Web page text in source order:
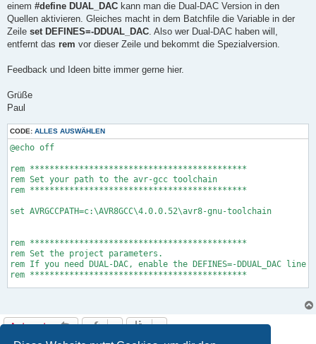
einem #define DUAL_DAC kann man die Dual-DAC Version in den
Quellen aktivieren. Gleiches macht in dem Batchfile die Variable in der
Zeile set DEFINES=-DDUAL_DAC. Also wer Dual-DAC haben will,
entfernt das rem vor dieser Zeile und bekommt die Spezialversion.
Feedback und Ideen bitte immer gerne hier.
Grüße
Paul
CODE: ALLES AUSWÄHLEN
@echo off
rem ********************************************
rem Set your path to the avr-gcc toolchain
rem ********************************************
set AVRGCCPATH=c:\AVR8GCC\4.0.0.52\avr8-gnu-toolchain
rem ********************************************
rem Set the project parameters.
rem If you need DUAL-DAC, enable the DEFINES=-DDUAL_DAC line
rem ********************************************
set DEFINES=
Antworten
8 Beiträge • Seite1 von 1